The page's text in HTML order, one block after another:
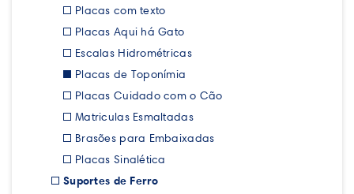
Placas com texto
Placas Aqui há Gato
Escalas Hidrométricas
Placas de Toponímia
Placas Cuidado com o Cão
Matriculas Esmaltadas
Brasões para Embaixadas
Placas Sinalética
Suportes de Ferro